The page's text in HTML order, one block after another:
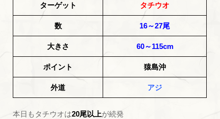
ターゲット タチウオ
数 16～27尾
大きさ 60～115cm
ポイント 猿島沖
外道 アジ
本日もタチウオは20尾以上が続発